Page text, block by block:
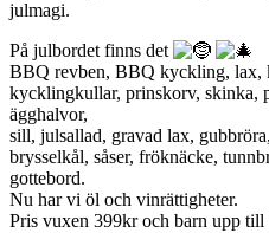
julmagi.
På julbordet finns det
BBQ revben, BBQ kyckling, lax,
kycklingkullar, prinskorv, skinka,
ägghalvor,
sill, julsallad, gravad lax,
brysselkål, såser, fröknäcke,
gottebord.
Nu har vi öl och vinrättigheter.
Pris vuxen 399kr och barn upp till